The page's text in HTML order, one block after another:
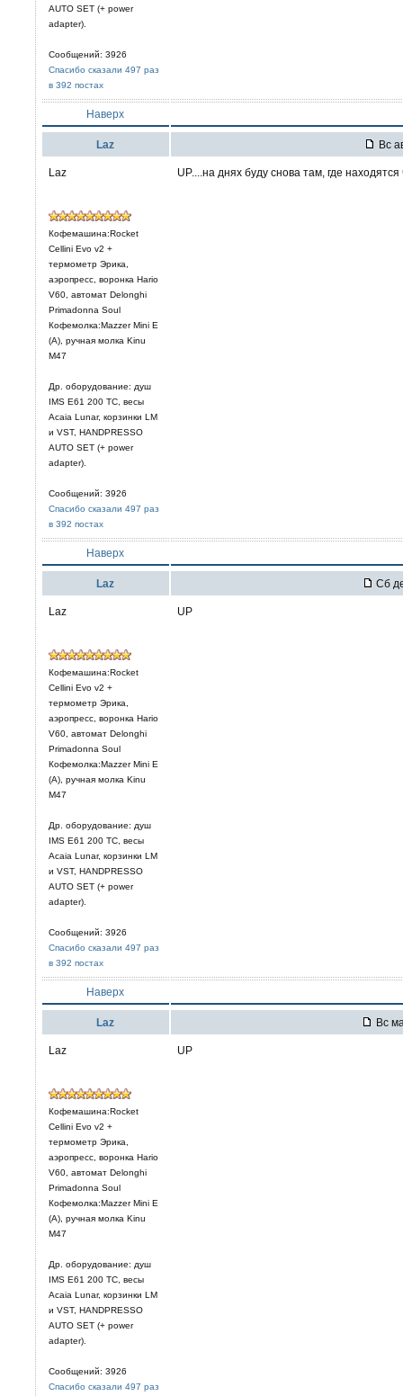
AUTO SET (+ power
adapter).
Сообщений: 3926
Спасибо сказали 497 раз
в 392 постах
Наверх
Laz Вс
Laz
Кофемашина:Rocket
Cellini Evo v2 +
термометр Эрика,
аэропресс, воронка Hario
V60, автомат Delonghi
Primadonna Soul
Кофемолка:Mazzer Mini E
(A), ручная молка Kinu
M47
Др. оборудование: душ
IMS E61 200 TC, весы
Acaia Lunar, корзинки LM
и VST, HANDPRESSO
AUTO SET (+ power
adapter).
Сообщений: 3926
Спасибо сказали 497 раз
в 392 постах
UP....на днях буду снова там, где
Наверх
Laz Сб
Laz
Кофемашина:Rocket
Cellini Evo v2 +
термометр Эрика,
аэропресс, воронка Hario
V60, автомат Delonghi
Primadonna Soul
Кофемолка:Mazzer Mini E
(A), ручная молка Kinu
M47
Др. оборудование: душ
IMS E61 200 TC, весы
Acaia Lunar, корзинки LM
и VST, HANDPRESSO
AUTO SET (+ power
adapter).
Сообщений: 3926
Спасибо сказали 497 раз
в 392 постах
UP
Наверх
Laz Вс
Laz
Кофемашина:Rocket
Cellini Evo v2 +
термометр Эрика,
аэропресс, воронка Hario
V60, автомат Delonghi
Primadonna Soul
Кофемолка:Mazzer Mini E
(A), ручная молка Kinu
M47
Др. оборудование: душ
IMS E61 200 TC, весы
Acaia Lunar, корзинки LM
и VST, HANDPRESSO
AUTO SET (+ power
adapter).
Сообщений: 3926
Спасибо сказали 497 раз
UP